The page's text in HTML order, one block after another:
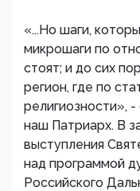
«...Но шаги,
микрошаги по
стоят; и до сих
регион, где по
религиозности»,
наш Патриарх. В
выступления
над программой
Российского